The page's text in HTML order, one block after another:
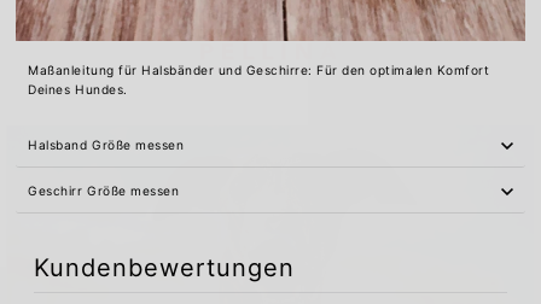
Maßanleitung für Halsbänder und Geschirre: Für den optimalen Komfort
Deines Hundes.
Halsband Größe messen
Geschirr Größe messen
Kundenbewertungen